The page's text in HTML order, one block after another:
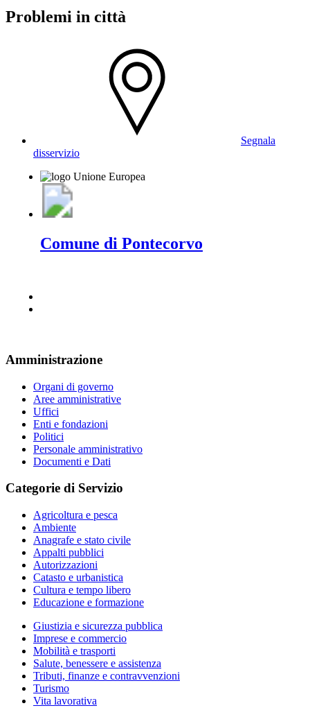
Problemi in città
Segnala
disservizio
Comune di Pontecorvo
Amministrazione
Organi di governo
Aree amministrative
Uffici
Enti e fondazioni
Politici
Personale amministrativo
Documenti e Dati
Categorie di Servizio
Agricoltura e pesca
Ambiente
Anagrafe e stato civile
Appalti pubblici
Autorizzazioni
Catasto e urbanistica
Cultura e tempo libero
Educazione e formazione
Giustizia e sicurezza pubblica
Imprese e commercio
Mobilità e trasporti
Salute, benessere e assistenza
Tributi, finanze e contravvenzioni
Turismo
Vita lavorativa